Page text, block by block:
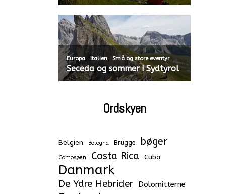
Europa, Italien,Små og store eventyr
Seceda og sommer i Sydtyrol
Ordskyen
Belgien Bologna Brügge bøger
Comosøen Costa Rica Cuba
Danmark
De Ydre Hebrider Dolomitterne